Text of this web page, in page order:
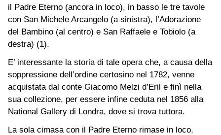
il Padre Eterno (ancora in loco), in basso le tre tavole
con San Michele Arcangelo (a sinistra), l’Adorazione
del Bambino (al centro) e San Raffaele e Tobiolo (a
destra) (1).
E’ interessante la storia di tale opera che, a causa della
soppressione dell’ordine certosino nel 1782, venne
acquistata dal conte Giacomo Melzi d’Eril e finì nella
sua collezione, per essere infine ceduta nel 1856 alla
National Gallery di Londra, dove si trova tuttora.
La sola cimasa con il Padre Eterno rimase in loco,